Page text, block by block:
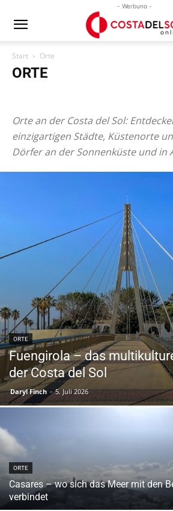
- Werbung -
Start Orte
ORTE
Traditionen
Orte an der Costa del Sol:
einzigartigen Städte, Küstenorte
Dörfer an der Sonnenküste und in
ORTE
Fuengirola – das
der Costa del Sol
Daryl Finch - 5. Juli 2026
ORTE
Casares – wo sich das Meer mit den
verbindet